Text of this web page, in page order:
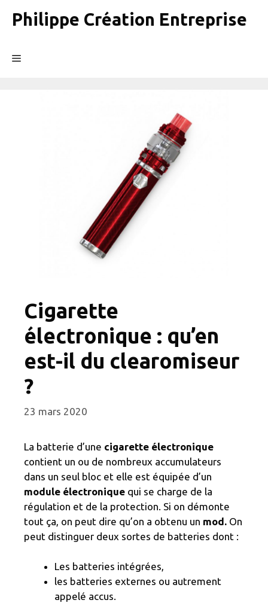
Philippe Création Entreprise
Menu
Cigarette
électronique : qu’en
est-il du clearomiseur
?
23 mars 2020
La batterie d’une cigarette électronique
contient un ou de nombreux accumulateurs
dans un seul bloc et elle est équipée d’un
module électronique qui se charge de la
régulation et de la protection. Si on démonte
tout ça, on peut dire qu’on a obtenu un mod. On
peut distinguer deux sortes de batteries dont :
Les batteries intégrées,
les batteries externes ou autrement
appelé accus.